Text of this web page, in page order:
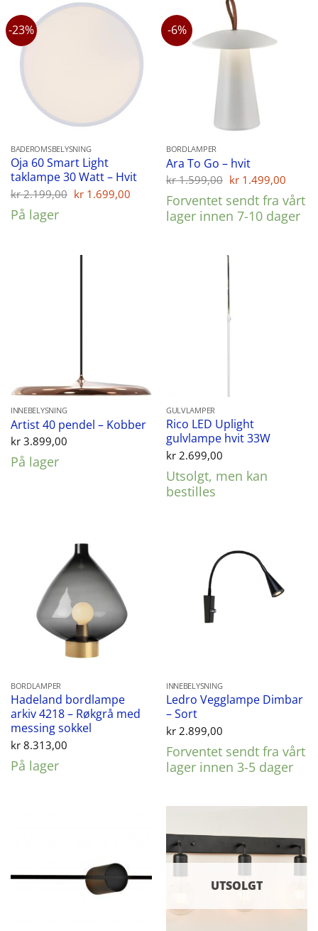
-23%
BADEROMSBELYSNING
Oja 60 Smart Light
taklampe 30 Watt – Hvit
kr2.199,00 Opprinnelig
kr 1.699,00 Nåværende
kr 1.699,00.
På lager
-6%
BORDLAMPER
Ara To Go – hvit
kr1.599,00 Opprinnelig
var:
kr 1.599,00.
kr 1.499,00
pris
er:
kr
Forventet sendt fra vårt
lager innen 7-10 dager
INNEBELYSNING
Artist 40 pendel – Kobber
kr3.899,00
På lager
GULVLAMPER
Rico LED Uplight
gulvlampe hvit 33W
kr2.699,00
Utsolgt, men kan
bestilles
BORDLAMPER
Hadeland bordlampe
arkiv 4218 – Røkgrå med
messing sokkel
kr8.313,00
På lager
INNEBELYSNING
Ledro Vegglampe Dimbar
– Sort
kr2.899,00
Forventet sendt fra vårt
lager innen 3-5 dager
UTSOLGT